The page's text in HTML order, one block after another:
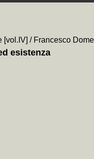
+
[vol.IV] / Francesco
esistenza